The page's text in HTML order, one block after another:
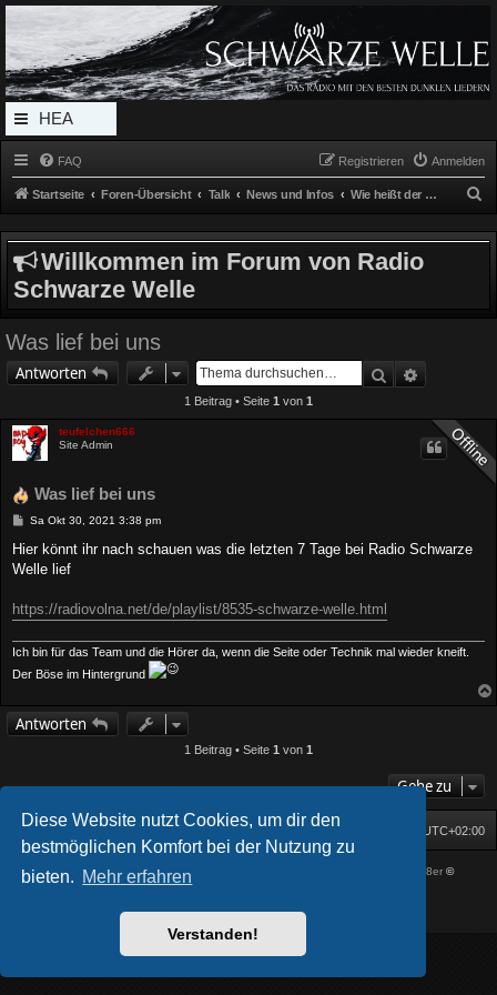
Diese Website nutzt Cookies, um dir den
bestmöglichen Komfort bei der Nutzung zu
bieten. Mehr erfahren
Verstanden!
Radio Schwarze Welle Forum
Das Radio mit den Besten Dunklen Liedern
HEA
DERL
MEN
U
FAQ Anmelden
Registrieren
Startseite Foren-Übersicht Talk News und Infos Wie heißt der Song / Künstler ?
c
Willkommen im Forum von Radio
Schwarze Welle
Was lief bei uns
Antworten Suche
1 Beitrag • Seite 1 von 1
teufelchen666
Site Admin
Was lief bei uns
B
i
r
Sa Okt 30, 2021 3:38 pm
Hier könnt ihr nach schauen was die letzten 7 Tage bei Radio Schwarze
Welle lief
https://radiovolna.net/de/playlist/8535-schwarze-welle.html
Ich bin für das Team und die Hörer da, wenn die Seite oder Technik mal wieder kneift.
Der Böse im Hintergrund
Antworten
1 Beitrag • Seite 1 von 1
Gehe zu
Startseite Foren-Übersicht Alle Zeiten sind UTC+02:00
Powered byphpBB® Forum Software © phpBB Limited Prosk8er©
Datenschutz|Nutzungsbedingungen